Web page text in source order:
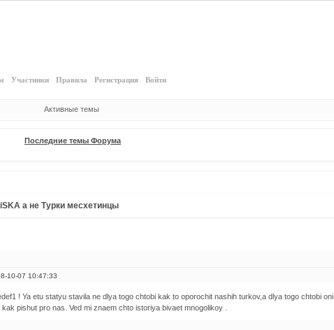
Участники Правила Регистрация Войти
Активные темы
Последние темы Форума
а не Турки месхетинцы
10-07 10:47:33
! Ya etu statyu stavila ne dlya togo chtobi kak to oporochit nashih turkov,a dlya togo chtobi oni
pishut pro nas. Ved mi znaem chto istoriya bivaet mnogolikoy .